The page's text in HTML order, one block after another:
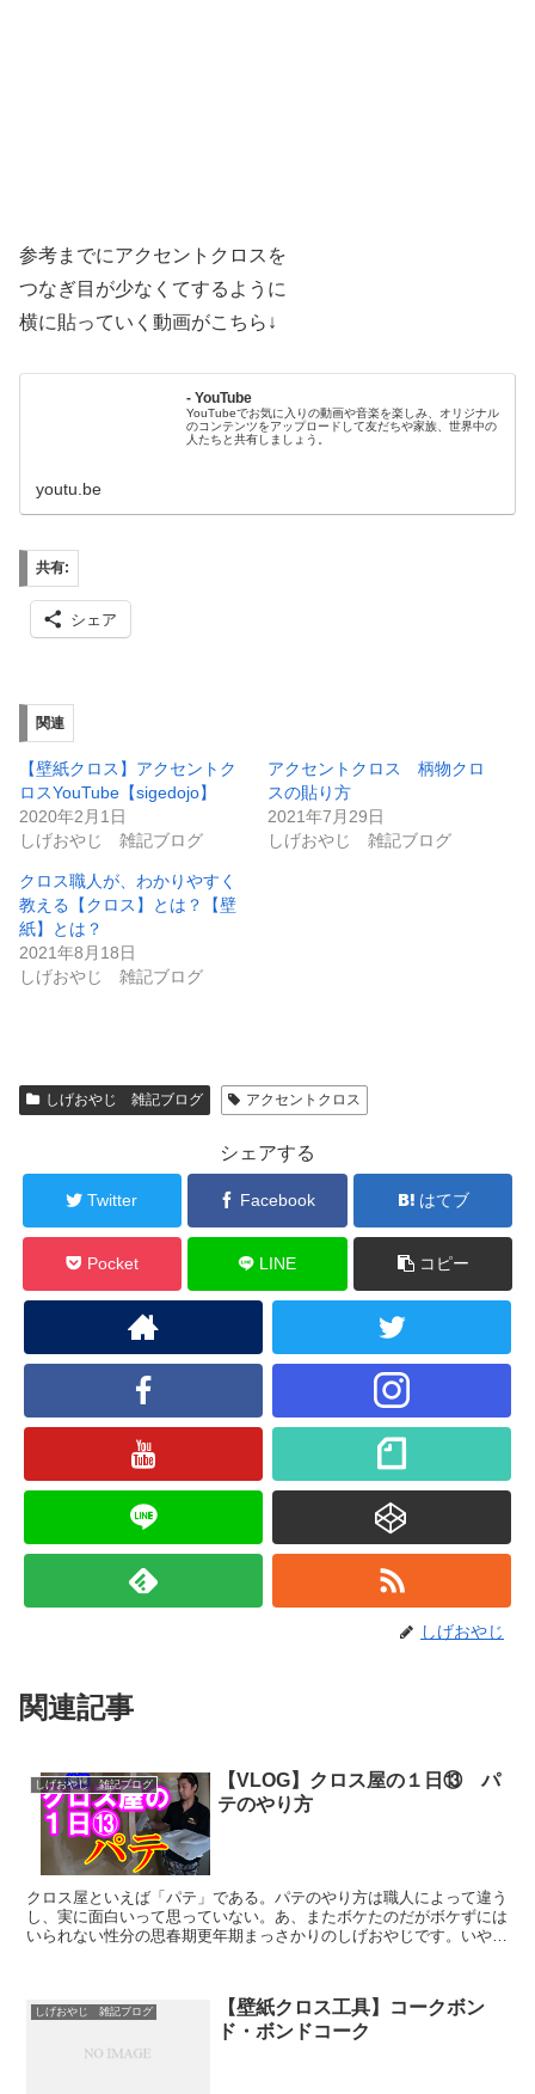
参考までにアクセントクロスを
つなぎ目が少なくてするように
横に貼っていく動画がこちら↓
- YouTube
YouTubeでお気に入りの動画や音楽を楽しみ、オリジナル
のコンテンツをアップロードして友だちや家族、世界中の
人たちと共有しましょう。
youtu.be
共有:
シェア
関連
【壁紙クロス】アクセントク
ロスYouTube【sigedojo】
2020年2月1日
しげおやじ 雑記ブログ
アクセントクロス 柄物クロ
スの貼り方
2021年7月29日
しげおやじ 雑記ブログ
クロス職人が、わかりやすく
教える【クロス】とは？【壁
紙】とは？
2021年8月18日
しげおやじ 雑記ブログ
しげおやじ 雑記ブログ アクセントクロス
シェアする
Twitter Facebook はてブ
Pocket LINE コピー
しげおやじ
関連記事
しげおやじ 雑記ブログ
【VLOG】クロス屋の１日⑬ パ
テのやり方
クロス屋といえば「パテ」である。パテのやり方は職人によって違う
し、実に面白いって思っていない。あ、またボケたのだがボケずには
いられない性分の思春期更年期まっさかりのしげおやじです。いやい
しげおやじ 雑記ブログ
【壁紙クロス工具】コークボン
ド・ボンドコーク